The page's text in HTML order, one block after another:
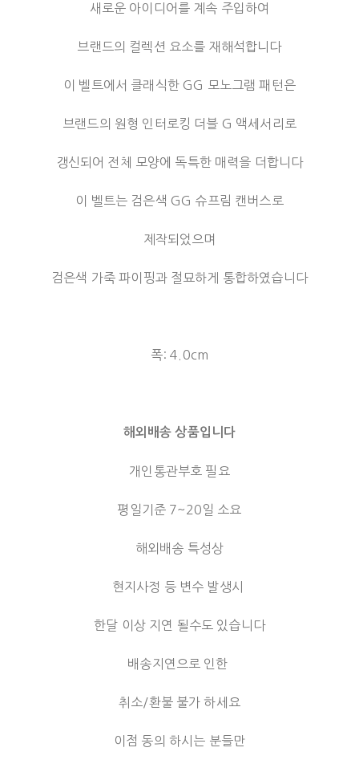
새로운 아이디어를 계속 주입하여
브랜드의 컬렉션 요소를 재해석합니다
이 벨트에서 클래식한 GG 모노그램 패턴은
브랜드의 원형 인터로킹 더블 G 액세서리로
갱신되어 전체 모양에 독특한 매력을 더합니다
이 벨트는 검은색 GG 슈프림 캔버스로
제작되었으며
검은색 가죽 파이핑과 절묘하게 통합하였습니다
폭: 4.0cm
해외배송 상품입니다
개인통관부호 필요
평일기준 7~20일 소요
해외배송 특성상
현지사정 등 변수 발생시
한달 이상 지연 될수도 있습니다
배송지연으로 인한
취소/환불 불가 하세요
이점 동의 하시는 분들만